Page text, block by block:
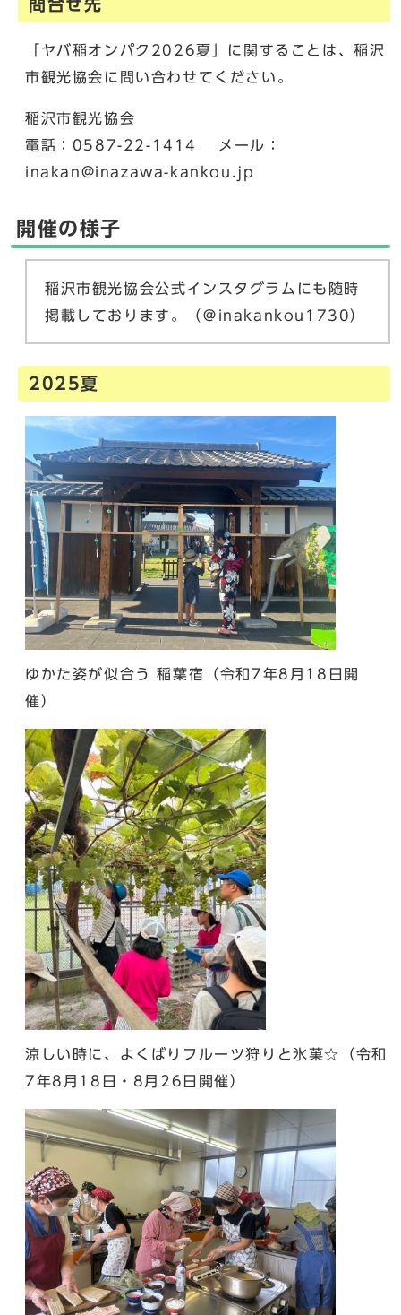
問合せ先
「ヤバ稲オンパク2026夏」に関することは、稲沢
市観光協会に問い合わせてください。
稲沢市観光協会
電話：0587-22-1414 メール：
inakan@inazawa-kankou.jp
開催の様子
稲沢市観光協会公式インスタグラムにも随時
掲載しております。（＠inakankou1730）
2025夏
ゆかた姿が似合う 稲葉宿（令和7年8月18日開
催）
涼しい時に、よくばりフルーツ狩りと氷菓☆（令和
7年8月18日・8月26日開催）